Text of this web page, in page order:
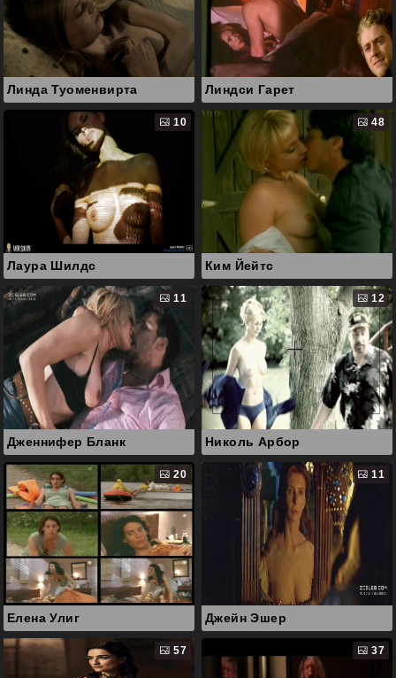
Линда Туоменвирта Линдси Гарет
10
Лаура Шилдс
48
Ким Йейтс
11
Дженнифер Бланк
12
Николь Арбор
20
Елена Улиг
11
Джейн Эшер
57 37